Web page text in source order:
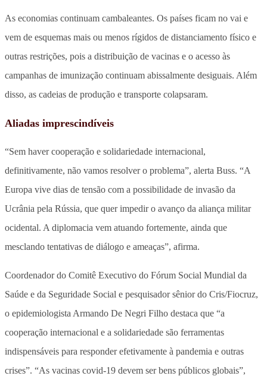
As economias continuam cambaleantes. Os países ficam no vai e
vem de esquemas mais ou menos rígidos de distanciamento físico e
outras restrições, pois a distribuição de vacinas e o acesso às
campanhas de imunização continuam abissalmente desiguais. Além
disso, as cadeias de produção e transporte colapsaram.
Aliadas imprescindíveis
“Sem haver cooperação e solidariedade internacional,
definitivamente, não vamos resolver o problema”, alerta Buss. “A
Europa vive dias de tensão com a possibilidade de invasão da
Ucrânia pela Rússia, que quer impedir o avanço da aliança militar
ocidental. A diplomacia vem atuando fortemente, ainda que
mesclando tentativas de diálogo e ameaças”, afirma.
Coordenador do Comitê Executivo do Fórum Social Mundial da
Saúde e da Seguridade Social e pesquisador sênior do Cris/Fiocruz,
o epidemiologista Armando De Negri Filho destaca que “a
cooperação internacional e a solidariedade são ferramentas
indispensáveis para responder efetivamente à pandemia e outras
crises”. “As vacinas covid-19 devem ser bens públicos globais”,